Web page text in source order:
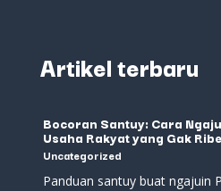
Artikel terbaru
Bocoran Santuy: Cara
Usaha Rakyat yang Gak
Uncategorized
Panduan santuy buat ngajuin